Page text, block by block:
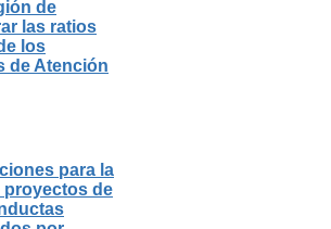
de
las ratios
los
de Atención
para la
de